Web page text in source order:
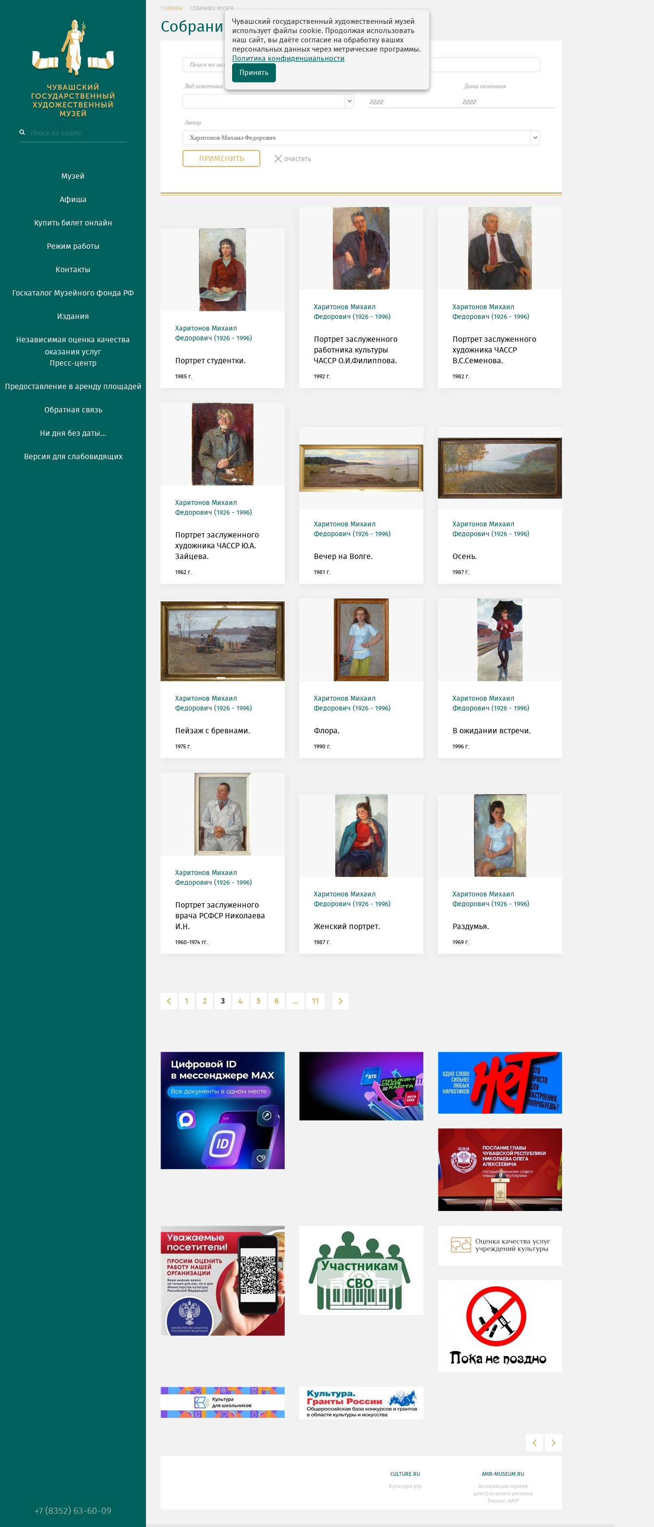
Музей
Афиша
Купить билет онлайн
Режим работы
Контакты
Госкаталог Музейного фонда РФ
Издания
Независимая оценка качества
оказания услуг
Пресс-центр
Предоставление в аренду площадей
Обратная связь
Ни дня без даты...
Версия для слабовидящих
+7 (8352) 63-60-09
ГЛАВНАЯ СОБРАНИЕ МУЗЕЯ
Собрание музея
Вид источника Дата окончания
Автор
Харитонов Михаил
Федорович (1926 - 1996)
Портрет студентки.
1985 г.
Харитонов Михаил
Федорович (1926 - 1996)
Портрет заслуженного
работника культуры
ЧАССР О.И.Филиппова.
1992 г.
Харитонов Михаил
Федорович (1926 - 1996)
Портрет заслуженного
художника ЧАССР
В.С.Семенова.
1982 г.
Харитонов Михаил
Федорович (1926 - 1996)
Портрет заслуженного
художника ЧАССР Ю.А.
Зайцева.
1962 г.
Харитонов Михаил
Федорович (1926 - 1996)
Вечер на Волге.
1981 г.
Харитонов Михаил
Федорович (1926 - 1996)
Осень.
1987 г.
Харитонов Михаил
Федорович (1926 - 1996)
Пейзаж с бревнами.
1975 г.
Харитонов Михаил
Федорович (1926 - 1996)
Флора.
1990 г.
Харитонов Михаил
Федорович (1926 - 1996)
В ожидании встречи.
1996 г.
Харитонов Михаил
Федорович (1926 - 1996)
Портрет заслуженного
врача РСФСР Николаева
И.Н.
1960-1974 гг.
Харитонов Михаил
Федорович (1926 - 1996)
Женский портрет.
1987 г.
Харитонов Михаил
Федорович (1926 - 1996)
Раздумья.
1969 г.
1 2 3 4 5 6 ... 11
НИ ДНЯ БЕЗ ДАТЫ...
07 августа
Я встретил вас – и
всё былое...
CULTURE.RU
Культура.рф
AMR-MUSEUM.RU
Ассоциация музеев
центрального региона
России -АМР
Чувашский государственный художественный музей
использует файлы cookie. Продолжая использовать
наш сайт, вы даёте согласие на обработку ваших
персональных данных через метрические программы.
Политика конфиденциальности
Принять